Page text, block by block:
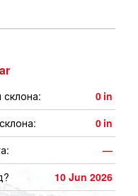
склона: 0 in
0 in
—
10 Jun 2026